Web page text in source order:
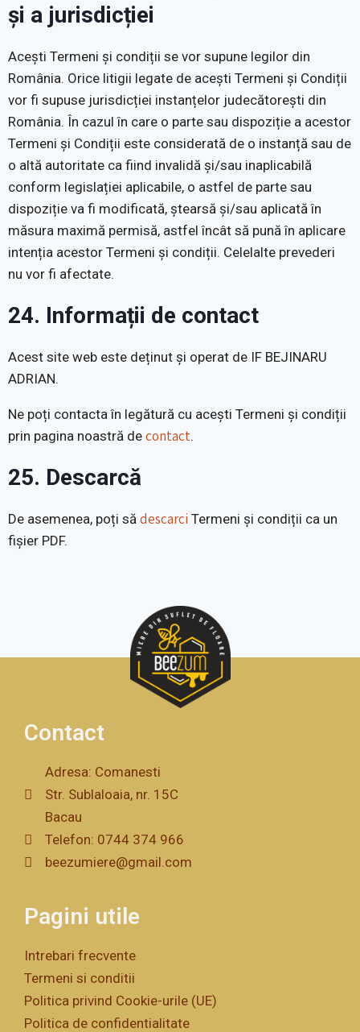
și a jurisdicției
Acești Termeni și condiții se vor supune legilor din
România. Orice litigii legate de acești Termeni și Condiții
vor fi supuse jurisdicției instanțelor judecătorești din
România. În cazul în care o parte sau dispoziție a acestor
Termeni și Condiții este considerată de o instanță sau de
o altă autoritate ca fiind invalidă și/sau inaplicabilă
conform legislației aplicabile, o astfel de parte sau
dispoziție va fi modificată, ștearsă și/sau aplicată în
măsura maximă permisă, astfel încât să pună în aplicare
intenția acestor Termeni și condiții. Celelalte prevederi
nu vor fi afectate.
24. Informații de contact
Acest site web este deținut și operat de IF BEJINARU
ADRIAN.
Ne poți contacta în legătură cu acești Termeni și condiții
prin pagina noastră de contact.
25. Descarcă
De asemenea, poți să descarci Termeni și condiții ca un
fișier PDF.
Contact
Adresa: Comanesti
Str. Sublaloaia, nr. 15C
Bacau
Telefon: 0744 374 966
beezumiere@gmail.com
Pagini utile
Intrebari frecvente
Termeni si conditii
Politica privind Cookie-urile (UE)
Politica de confidentialitate